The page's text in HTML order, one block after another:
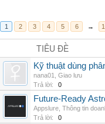
1 2 3 4 5 6 →
TIÊU ĐỀ
Kỹ thuật dùng
nana01
Giao lưu
Trả lời:
0
Future-Ready
Appslure Thông tin
Trả lời:
0